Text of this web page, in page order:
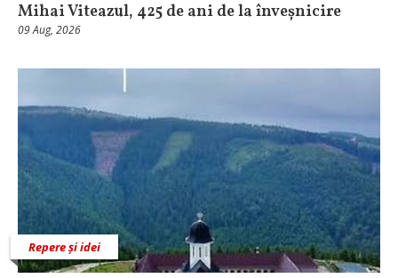
Mihai Viteazul, 425 de ani de la înveșnicire
09 Aug, 2026
Repere și idei